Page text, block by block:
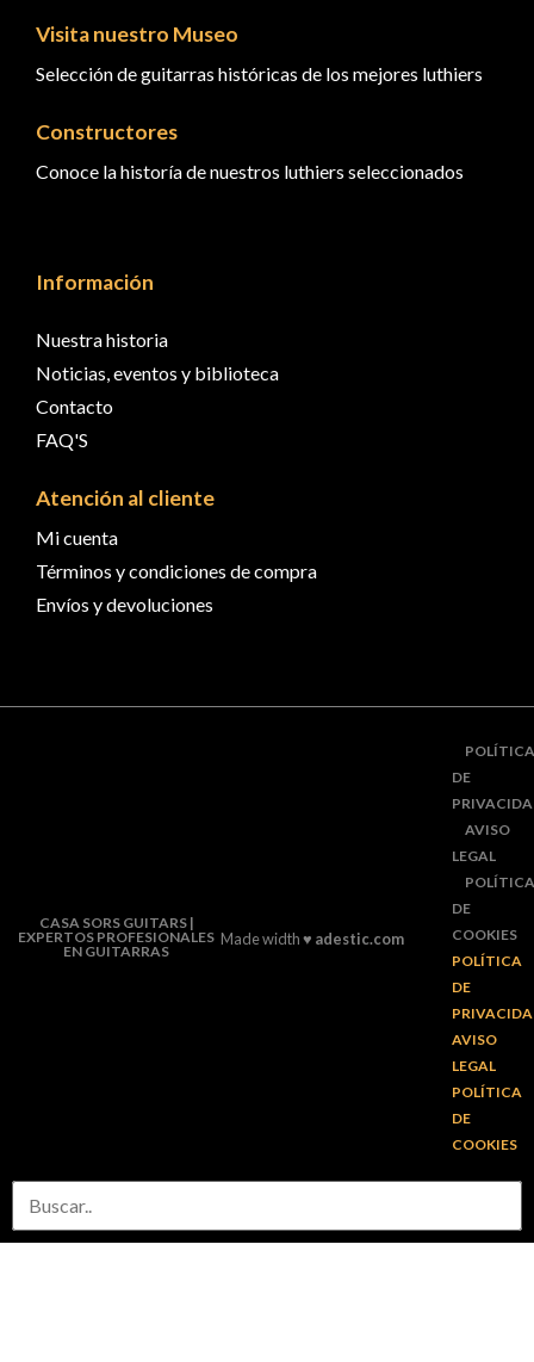
Visita nuestro Museo
Selección de guitarras históricas de los mejores luthiers
Constructores
Conoce la historía de nuestros luthiers seleccionados
Información
Nuestra historia
Noticias, eventos y biblioteca
Contacto
FAQ'S
Atención al cliente
Mi cuenta
Términos y condiciones de compra
Envíos y devoluciones
CASA SORS GUITARS |
EXPERTOS PROFESIONALES
EN GUITARRAS
Made width ♥ adestic.com
DE
AVISO
LEGAL
DE
COOKIES
POLÍTICA
DE
AVISO
LEGAL
POLÍTICA
DE
COOKIES